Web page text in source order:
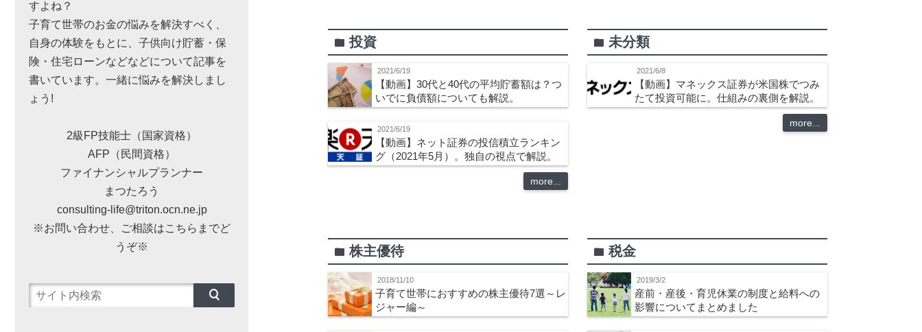
folder 投資
2021/6/19
【動画】30代と40代の平均貯蓄額は？つ
いでに負債額についても解説。
2021/6/19
【動画】ネット証券の投信積立ランキン
グ（2021年5月）。独自の視点で解説。
more...
folder 未分類
2021/6/8
【動画】マネックス証券が米国株でつみ
たて投資可能に。仕組みの裏側を解説。
more...
folder 株主優待
2018/11/10
子育て世帯におすすめの株主優待7選～レ
ジャー編～
folder 税金
2019/3/2
産前・産後・育児休業の制度と給料への
影響についてまとめました
すよね？
子育て世帯のお金の悩みを解決すべく、
自身の体験をもとに、子供向け貯蓄・保
険・住宅ローンなどなどについて記事を
書いています。一緒に悩みを解決しまし
ょう!
2級FP技能士（国家資格）
AFP（民間資格）
ファイナンシャルプランナー
まつたろう
consulting-life@triton.ocn.ne.jp
※お問い合わせ、ご相談はこちらまでど
うぞ※